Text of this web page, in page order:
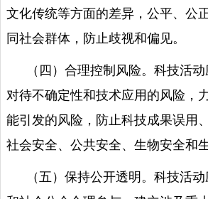
文化传统等方面的差异，公平、公
同社会群体，防止歧视和偏见。
（四）合理控制风险。科技活
对待不确定性和技术应用的风险，
能引发的风险，防止科技成果误用
社会安全、公共安全、生物安全和
（五）保持公开透明。科技活